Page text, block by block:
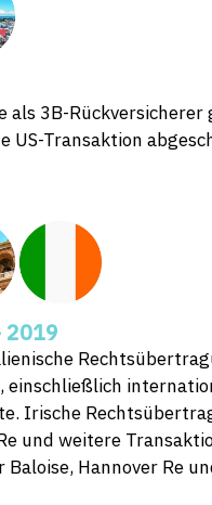
als 3B-
US-Transaktion
2019
einschließlich
Irische
und weitere
Hannover Re